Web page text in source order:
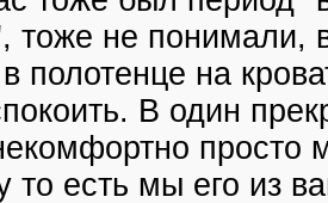
тоже не понимали,
в полотенце на
В один
просто
то есть мы его из